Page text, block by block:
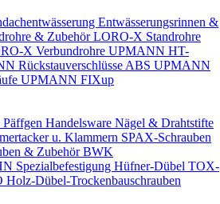
Entwässerungsrinnen &
& ZubehörLORO-X Standrohre
X Verbundrohre UPMANN HT-
Rückstauverschlüsse ABS UPMANN
UPMANN FIXup
Päffgen Handelsware Nägel & Drahtstifte
u. Klammern SPAX-Schrauben
& ZubehörBWK
Spezialbefestigung Hüfner-Dübel TOX-
Holz-Dübel-Trockenbauschrauben